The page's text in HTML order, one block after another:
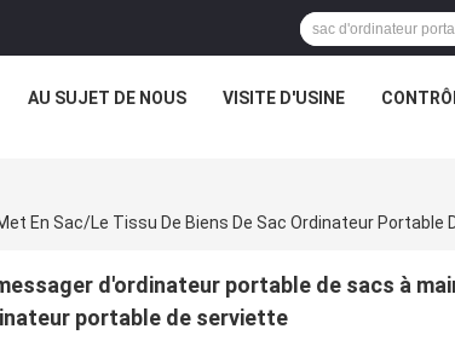
AU SUJET DE NOUS VISITE D'USINE
En Sac/le Tissu De Biens De Sac Ordinateur Portable
d'ordinateur portable de sacs à
portable de serviette